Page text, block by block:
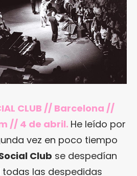
CLUB // Barcelona //
// 4 de abril. He leído por
vez en poco tiempo
Club se despedían
todas las despedidas